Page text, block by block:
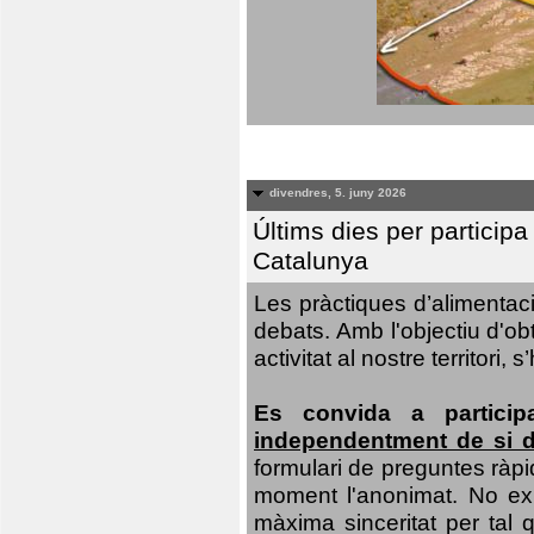
divendres, 5. juny 2026
Últims dies per
Catalunya
Les pràctiques
debats. Amb l'objectiu
activitat al nostre territori,
Es convida a
independentment de si
formulari de preguntes
moment l'anonimat. No
màxima sinceritat per tal